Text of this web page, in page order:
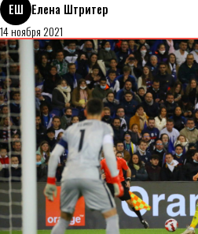
ЕШ Елена Штритер
14 ноября 2021